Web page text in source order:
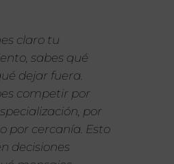
claro tu
sabes qué
dejar fuera.
competir por
por
por cercanía. Esto
decisiones